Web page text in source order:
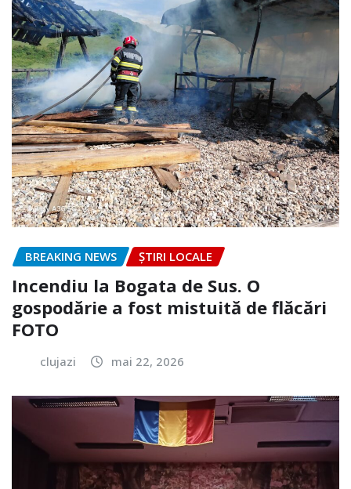
BREAKING NEWS ȘTIRI LOCALE
Incendiu la Bogata de Sus. O
gospodărie a fost mistuită de flăcări
FOTO
clujazi mai 22, 2026